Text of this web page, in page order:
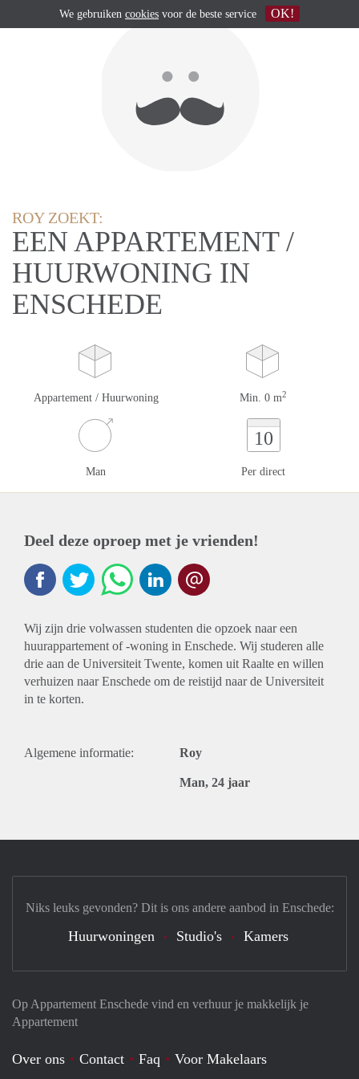
ROY ZOEKT:
EEN APPARTEMENT /
HUURWONING IN
ENSCHEDE
Appartement / Huurwoning Min. 0 m2
Man
10
Per direct
Deel deze oproep met je vrienden!
Wij zijn drie volwassen studenten die opzoek naar een
huurappartement of -woning in Enschede. Wij studeren alle
drie aan de Universiteit Twente, komen uit Raalte en willen
verhuizen naar Enschede om de reistijd naar de Universiteit
in te korten.
Algemene informatie: Roy
Man, 24 jaar
Op Appartement Enschede vind en verhuur je makkelijk je
Appartement
Over ons Contact Faq Voor Makelaars
Niks leuks gevonden? Dit is ons andere aanbod in Enschede:
Huurwoningen Studio's Kamers
We gebruiken cookies voor de beste service OK!